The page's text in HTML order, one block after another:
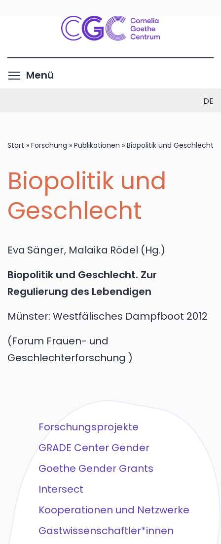
Inhalt
Menü
DE
Start » Forschung » Publikationen » Biopolitik und Geschlecht
Biopolitik und
Geschlecht
Eva Sänger, Malaika Rödel (Hg.)
Biopolitik und Geschlecht. Zur
Regulierung des Lebendigen
Münster: Westfälisches Dampfboot 2012
Forum Frauen- und
Geschlechterforschung
Forschungsprojekte
GRADE Center Gender
Goethe Gender Grants
Intersect
Kooperationen und Netzwerke
Gastwissenschaftler*innen